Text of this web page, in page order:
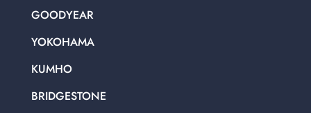
GOODYEAR
YOKOHAMA
KUMHO
BRIDGESTONE